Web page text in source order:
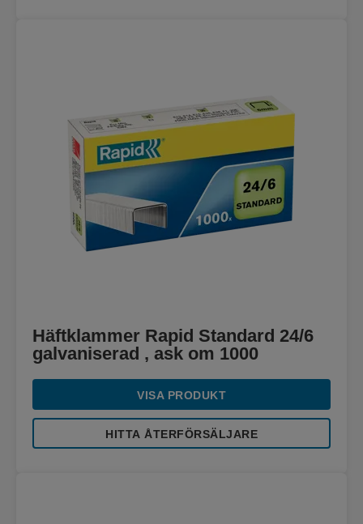
Häftklammer Rapid Standard 24/6
galvaniserad , ask om 1000
VISA PRODUKT
HITTA ÅTERFÖRSÄLJARE